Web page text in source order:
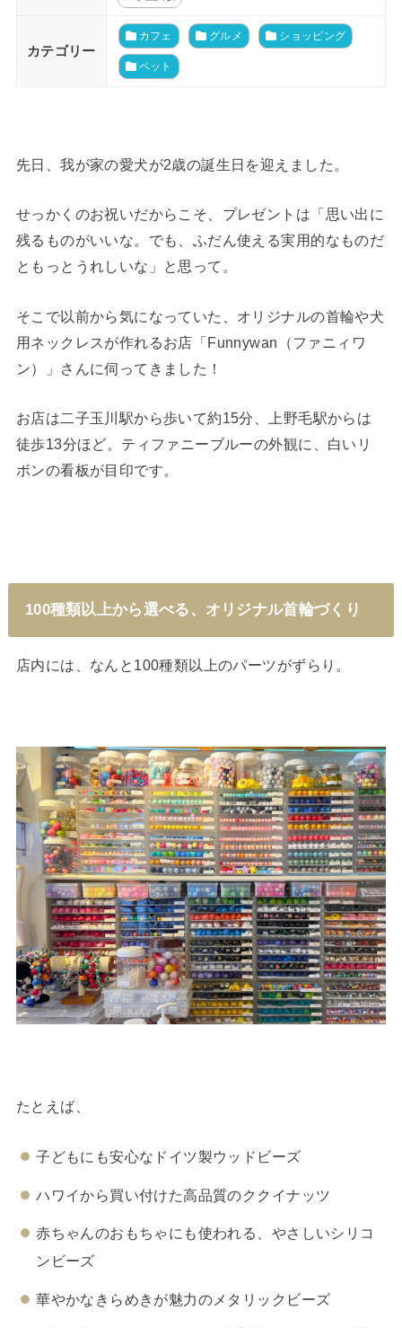
カテゴリー
カフェ グルメ ショッピング
ペット
先日、我が家の愛犬が2歳の誕生日を迎えました。
せっかくのお祝いだからこそ、プレゼントは「思い出に
残るものがいいな。でも、ふだん使える実用的なものだ
ともっとうれしいな」と思って。
そこで以前から気になっていた、オリジナルの首輪や犬
用ネックレスが作れるお店「Funnywan（ファニィワ
ン）」さんに伺ってきました！
お店は二子玉川駅から歩いて約15分、上野毛駅からは
徒歩13分ほど。ティファニーブルーの外観に、白いリ
ボンの看板が目印です。
100種類以上から選べる、オリジナル首輪づくり
店内には、なんと100種類以上のパーツがずらり。
たとえば、
子どもにも安心なドイツ製ウッドビーズ
ハワイから買い付けた高品質のククイナッツ
赤ちゃんのおもちゃにも使われる、やさしいシリコ
ンビーズ
華やかなきらめきが魅力のメタリックビーズ